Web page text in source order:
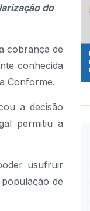
do
cobrança de
conhecida
Conforme.
a decisão
permitiu a
usufruir
de